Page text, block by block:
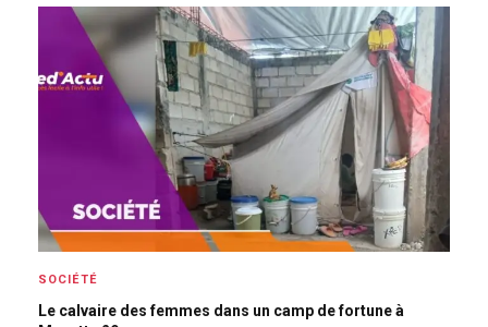
SOCIÉTÉ
Le calvaire des femmes dans un camp de fortune à